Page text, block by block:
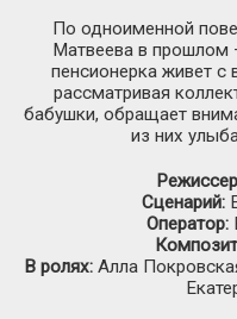
По одноименной
Матвеева в прошлом
пенсионерка живет с
рассматривая
бабушки, обращает
из них
Сценарий:
Оператор:
В ролях: Алла